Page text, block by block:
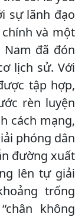
sự lãnh đạo
và một
đã đón
lịch sử. Với
tập hợp,
rèn luyện
cách mạng,
phóng dân
đường xuất
lên tự giải
trống
không